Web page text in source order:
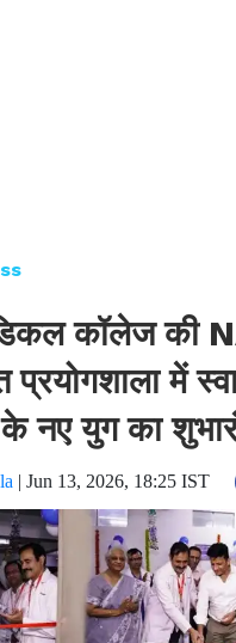
कॉलेज की
प्रयोगशाला में
नए युग का
| Jun 13, 2026, 18:25 IST